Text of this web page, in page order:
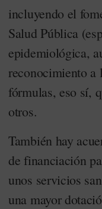
incluyendo el
Salud Pública
epidemiológica,
reconocimiento a
fórmulas, eso sí,
otros.
También hay
de financiación
unos servicios
una mayor